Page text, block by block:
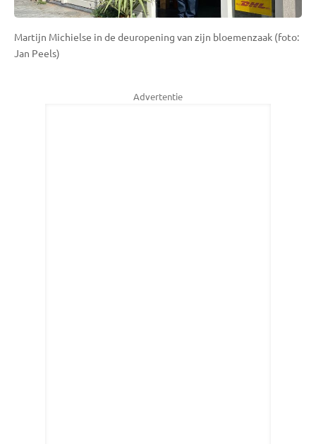
Martijn Michielse in de deuropening van zijn bloemenzaak (foto:
Jan Peels)
Advertentie